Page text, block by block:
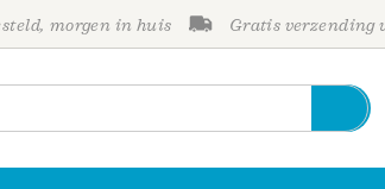
morgen in huis Gratis verzending